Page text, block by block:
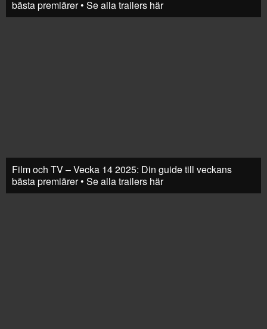
bästa premiärer • Se alla trailers här
Film och TV – Vecka 14 2025: Din guide till veckans
bästa premiärer • Se alla trailers här